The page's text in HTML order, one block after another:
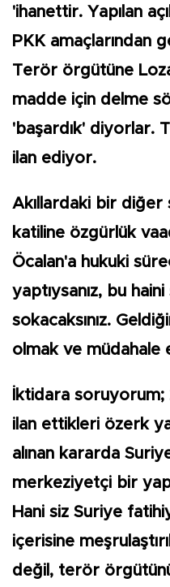
'ihanettir. Yapılan
PKK amaçlarından
Terör örgütüne
madde için delme
'başardık' diyorlar.
ilan ediyor.
Akıllardaki bir diğer
katiline özgürlük
Öcalan'a hukuki
yaptıysanız, bu
sokacaksınız.
olmak ve müdahale
İktidara soruyorum;
ilan ettikleri özerk
alınan kararda
merkeziyetçi bir
Hani siz Suriye
içerisine
değil, terör